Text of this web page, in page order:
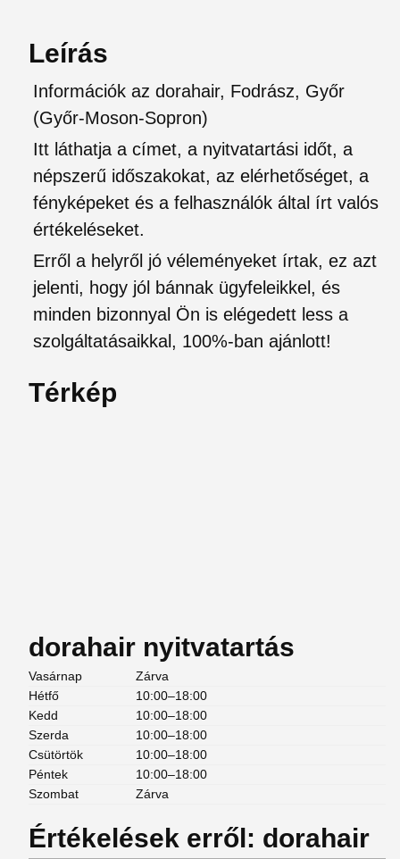
Leírás
Információk az dorahair, Fodrász, Győr
(Győr-Moson-Sopron)
Itt láthatja a címet, a nyitvatartási időt, a
népszerű időszakokat, az elérhetőséget, a
fényképeket és a felhasználók által írt valós
értékeléseket.
Erről a helyről jó véleményeket írtak, ez azt
jelenti, hogy jól bánnak ügyfeleikkel, és
minden bizonnyal Ön is elégedett less a
szolgáltatásaikkal, 100%-ban ajánlott!
Térkép
dorahair nyitvatartás
Vasárnap
Zárva
Hétfő
10:00–18:00
Kedd
10:00–18:00
Szerda
10:00–18:00
Csütörtök
10:00–18:00
Péntek
10:00–18:00
Szombat
Zárva
Értékelések erről: dorahair